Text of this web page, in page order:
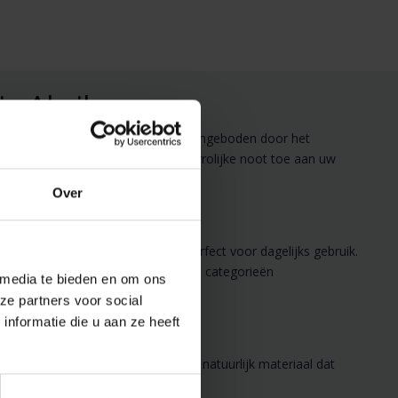
Over
te bieden en om ons
partners voor social
die u aan ze heeft
Abrikoos
hoogwaardige gezichtsdoekje, aangeboden door het
in uw badkamer en voegt een vrolijke noot toe aan uw
van 30x30 cm is het doekje perfect voor dagelijks gebruik.
bij andere producten uit de categorieën
Katoen is een natuurlijk materiaal dat
huid als het milieu.